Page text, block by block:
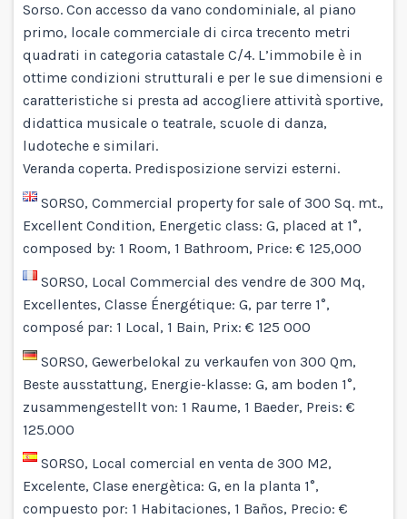
Sorso. Con accesso da vano condominiale, al piano
primo, locale commerciale di circa trecento metri
quadrati in categoria catastale C/4. L’immobile è in
ottime condizioni strutturali e per le sue dimensioni e
caratteristiche si presta ad accogliere attività sportive,
didattica musicale o teatrale, scuole di danza,
ludoteche e similari.
Veranda coperta. Predisposizione servizi esterni.
SORSO, Commercial property for sale of 300 Sq. mt.,
Excellent Condition, Energetic class: G, placed at 1°,
composed by: 1 Room, 1 Bathroom, Price: € 125,000
SORSO, Local Commercial des vendre de 300 Mq,
Excellentes, Classe Énergétique: G, par terre 1°,
composé par: 1 Local, 1 Bain, Prix: € 125 000
SORSO, Gewerbelokal zu verkaufen von 300 Qm,
Beste ausstattung, Energie-klasse: G, am boden 1°,
zusammengestellt von: 1 Raume, 1 Baeder, Preis: €
125.000
SORSO, Local comercial en venta de 300 M2,
Excelente, Clase energètica: G, en la planta 1°,
compuesto por: 1 Habitaciones, 1 Baños, Precio: €